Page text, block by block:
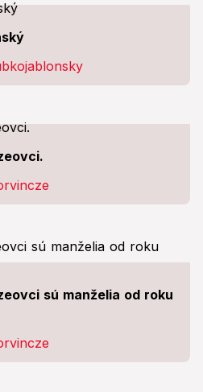
sú manželia od roku